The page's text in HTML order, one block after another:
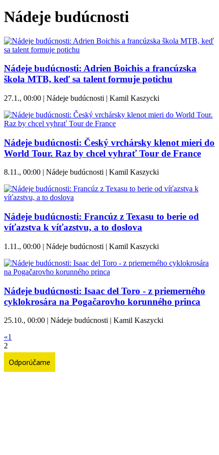
Nádeje budúcnosti
Nádeje budúcnosti: Adrien Boichis a francúzska
škola MTB, keď sa talent formuje potichu
27.1., 00:00 | Nádeje budúcnosti | Kamil Kaszycki
Nádeje budúcnosti: Český vrchársky klenot mieri do
World Tour. Raz by chcel vyhrať Tour de France
8.11., 00:00 | Nádeje budúcnosti | Kamil Kaszycki
Nádeje budúcnosti: Francúz z Texasu to berie od
víťazstva k víťazstvu, a to doslova
1.11., 00:00 | Nádeje budúcnosti | Kamil Kaszycki
Nádeje budúcnosti: Isaac del Toro - z priemerného
cyklokrosára na Pogačarovho korunného princa
25.10., 00:00 | Nádeje budúcnosti | Kamil Kaszycki
«1
2
Odporúčame